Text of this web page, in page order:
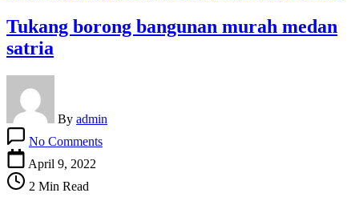
Tukang borong bangunan murah medan
satria
By admin
No CommentsTukang
April 9, 2022
2 Min Read